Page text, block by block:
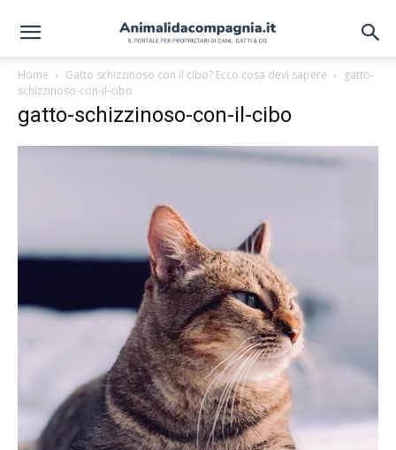
Home Gatto schizzinoso con il cibo? Ecco cosa devi sapere
gatto-
schizzinoso-con-il-cibo
gatto-schizzinoso-con-il-cibo